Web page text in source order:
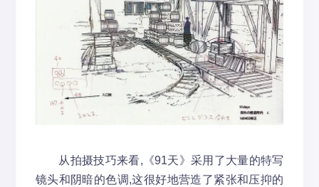
从拍摄技巧来看,《91天》采用了大量的特写
镜头和阴暗的色调,这很好地营造了紧张和压抑的